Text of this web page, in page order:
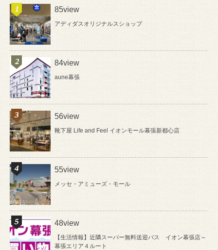
85view
アディダスオリジナルスショップ
84view
aune幕張
56view
靴下屋 Life and Feel イオンモール幕張新都心店
55view
メッセ・アミューズ・モール
48view
【生活情報】近隣スーパー無料送迎バス イオン幕張店～
幕張エリア４ルート